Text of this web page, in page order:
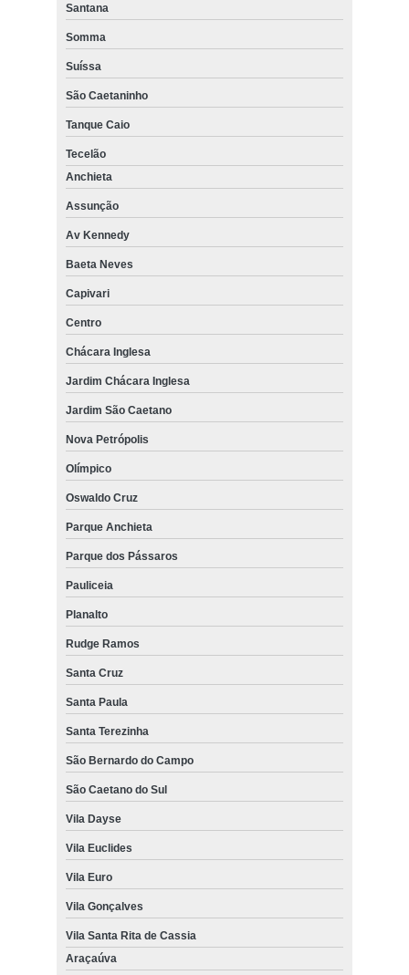
Santana
Somma
Suíssa
São Caetaninho
Tanque Caio
Tecelão
Anchieta
Assunção
Av Kennedy
Baeta Neves
Capivari
Centro
Chácara Inglesa
Jardim Chácara Inglesa
Jardim São Caetano
Nova Petrópolis
Olímpico
Oswaldo Cruz
Parque Anchieta
Parque dos Pássaros
Pauliceia
Planalto
Rudge Ramos
Santa Cruz
Santa Paula
Santa Terezinha
São Bernardo do Campo
São Caetano do Sul
Vila Dayse
Vila Euclides
Vila Euro
Vila Gonçalves
Vila Santa Rita de Cassia
Araçaúva